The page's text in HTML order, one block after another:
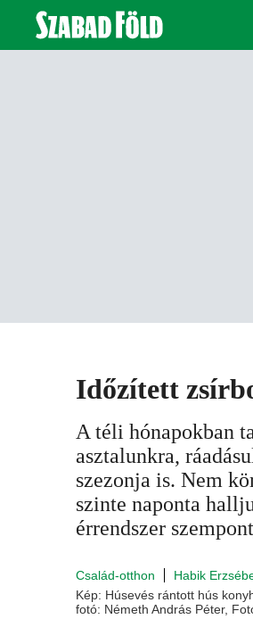
Időzített
A téli hónapokban
asztalunkra,
szezonja is. Nem
szinte naponta
érrendszer
Család-otthon Habik
Kép: Húsevés rántott hús
fotó: Németh András Péter,